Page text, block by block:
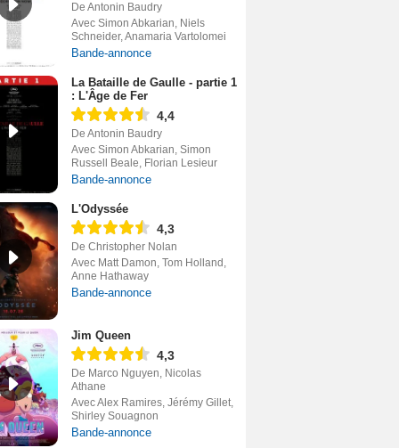
De Antonin Baudry
Avec Simon Abkarian, Niels
Schneider, Anamaria Vartolomei
Bande-annonce
La Bataille de Gaulle - partie 1
: L'Âge de Fer
4,4
De Antonin Baudry
Avec Simon Abkarian, Simon
Russell Beale, Florian Lesieur
Bande-annonce
L'Odyssée
4,3
De Christopher Nolan
Avec Matt Damon, Tom Holland,
Anne Hathaway
Bande-annonce
Jim Queen
4,3
De Marco Nguyen, Nicolas
Athane
Avec Alex Ramires, Jérémy Gillet,
Shirley Souagnon
Bande-annonce